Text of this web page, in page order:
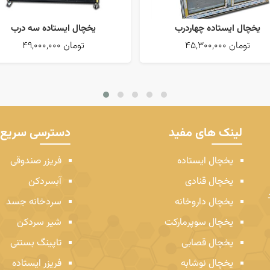
یخچال ایستاده سه درب
49,000,000 تومان
یخچال ایستاده چهاردرب
45,300,000 تومان
لینک های مفید
یخچال ایستاده
یخچال قنادی
یخچال داروخانه
یخچال سوپرمارکت
یخچال قصابی
یخچال نوشابه
دسترسی سریع
فریزر صندوقی
آبسردکن
سردخانه جسد
شیر سردکن
تاپینگ بستنی
فریزر ایستاده